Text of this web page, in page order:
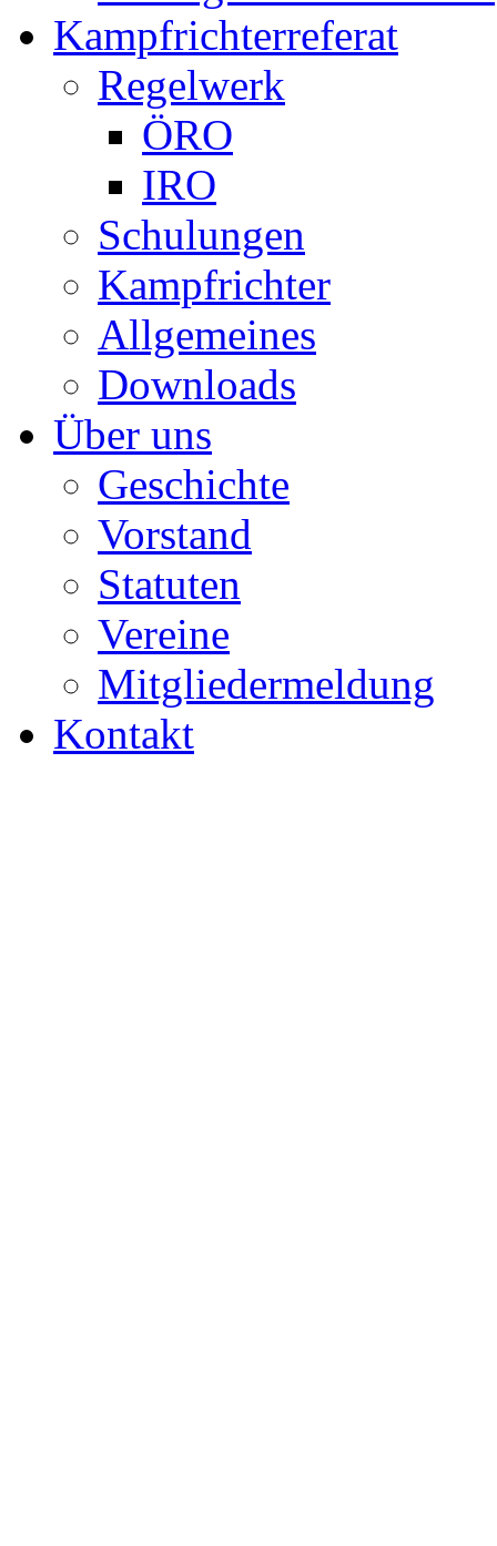
Kampfrichterreferat
Regelwerk
ÖRO
IRO
Schulungen
Kampfrichter
Allgemeines
Downloads
Über uns
Geschichte
Vorstand
Statuten
Vereine
Mitgliedermeldung
Kontakt